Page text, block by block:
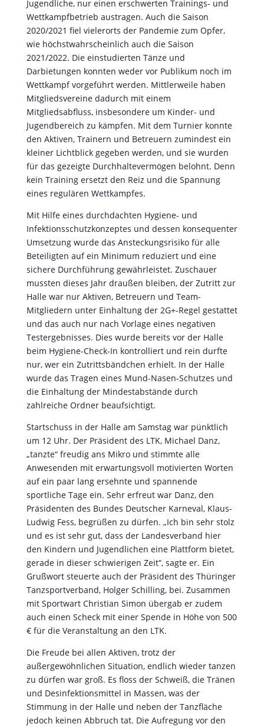
Jugendliche, nur einen erschwerten Trainings- und
Wettkampfbetrieb austragen. Auch die Saison
2020/2021 fiel vielerorts der Pandemie zum Opfer,
wie höchstwahrscheinlich auch die Saison
2021/2022. Die einstudierten Tänze und
Darbietungen konnten weder vor Publikum noch im
Wettkampf vorgeführt werden. Mittlerweile haben
Mitgliedsvereine dadurch mit einem
Mitgliedsabfluss, insbesondere um Kinder- und
Jugendbereich zu kämpfen. Mit dem Turnier konnte
den Aktiven, Trainern und Betreuern zumindest ein
kleiner Lichtblick gegeben werden, und sie wurden
für das gezeigte Durchhaltevermögen belohnt. Denn
kein Training ersetzt den Reiz und die Spannung
eines regulären Wettkampfes.
Mit Hilfe eines durchdachten Hygiene- und
Infektionsschutzkonzeptes und dessen konsequenter
Umsetzung wurde das Ansteckungsrisiko für alle
Beteiligten auf ein Minimum reduziert und eine
sichere Durchführung gewährleistet. Zuschauer
mussten dieses Jahr draußen bleiben, der Zutritt zur
Halle war nur Aktiven, Betreuern und Team-
Mitgliedern unter Einhaltung der 2G+-Regel gestattet
und das auch nur nach Vorlage eines negativen
Testergebnisses. Dies wurde bereits vor der Halle
beim Hygiene-Check-In kontrolliert und rein durfte
nur, wer ein Zutrittsbändchen erhielt. In der Halle
wurde das Tragen eines Mund-Nasen-Schutzes und
die Einhaltung der Mindestabstände durch
zahlreiche Ordner beaufsichtigt.
Startschuss in der Halle am Samstag war pünktlich
um 12 Uhr. Der Präsident des LTK, Michael Danz,
„tanzte“ freudig ans Mikro und stimmte alle
Anwesenden mit erwartungsvoll motivierten Worten
auf ein paar lang ersehnte und spannende
sportliche Tage ein. Sehr erfreut war Danz, den
Präsidenten des Bundes Deutscher Karneval, Klaus-
Ludwig Fess, begrüßen zu dürfen. „Ich bin sehr stolz
und es ist sehr gut, dass der Landesverband hier
den Kindern und Jugendlichen eine Plattform bietet,
gerade in dieser schwierigen Zeit“, sagte er. Ein
Grußwort steuerte auch der Präsident des Thüringer
Tanzsportverband, Holger Schilling, bei. Zusammen
mit Sportwart Christian Simon übergab er zudem
auch einen Scheck mit einer Spende in Höhe von 500
€ für die Veranstaltung an den LTK.
Die Freude bei allen Aktiven, trotz der
außergewöhnlichen Situation, endlich wieder tanzen
zu dürfen war groß. Es floss der Schweiß, die Tränen
und Desinfektionsmittel in Massen, was der
Stimmung in der Halle und neben der Tanzfläche
jedoch keinen Abbruch tat. Die Aufregung vor den